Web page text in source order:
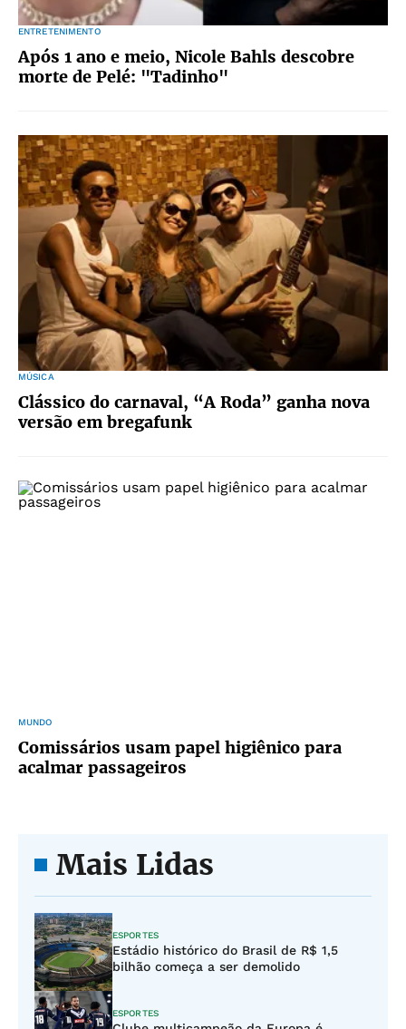
ENTRETENIMENTO
Após 1 ano e meio, Nicole Bahls descobre
morte de Pelé: "Tadinho"
MÚSICA
Clássico do carnaval, “A Roda” ganha nova
versão em bregafunk
MUNDO
Comissários usam papel higiênico para
acalmar passageiros
Mais Lidas
ESPORTES
Estádio histórico do Brasil de R$ 1,5
bilhão começa a ser demolido
ESPORTES